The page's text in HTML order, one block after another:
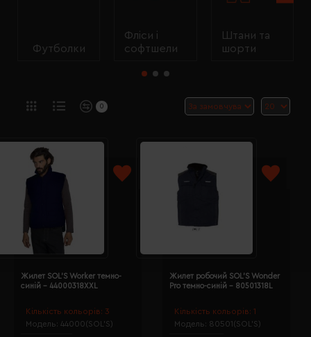
Футболки
Фліси і
софтшели
Штани та
шорти
0
Кількість кольорів: 3
Модель: 44000(SOL’S)
Жилет SOL'S Worker темно-
синій - 44000318XXL
Кількість кольорів: 1
Модель: 80501(SOL’S)
Жилет робочий SOL'S Wonder
Pro темно-синій - 80501318L